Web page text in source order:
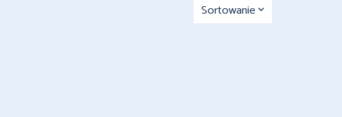
Sortowanie